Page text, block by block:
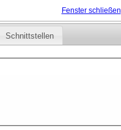
Fenster schließen
Schnittstellen